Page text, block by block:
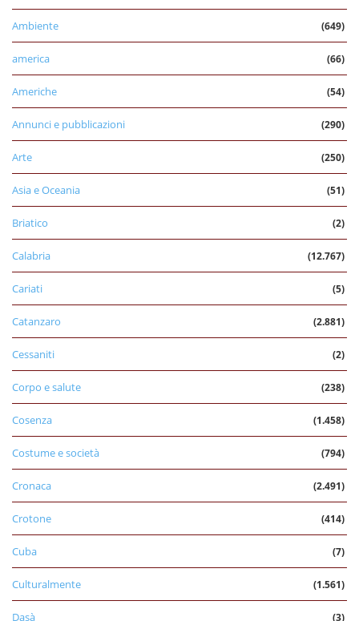
Ambiente (649)
america (66)
Americhe (54)
Annunci e pubblicazioni (290)
Arte (250)
Asia e Oceania (51)
Briatico (2)
Calabria (12.767)
Cariati (5)
Catanzaro (2.881)
Cessaniti (2)
Corpo e salute (238)
Cosenza (1.458)
Costume e società (794)
Cronaca (2.491)
Crotone (414)
Cuba (7)
Culturalmente (1.561)
Dasà (3)